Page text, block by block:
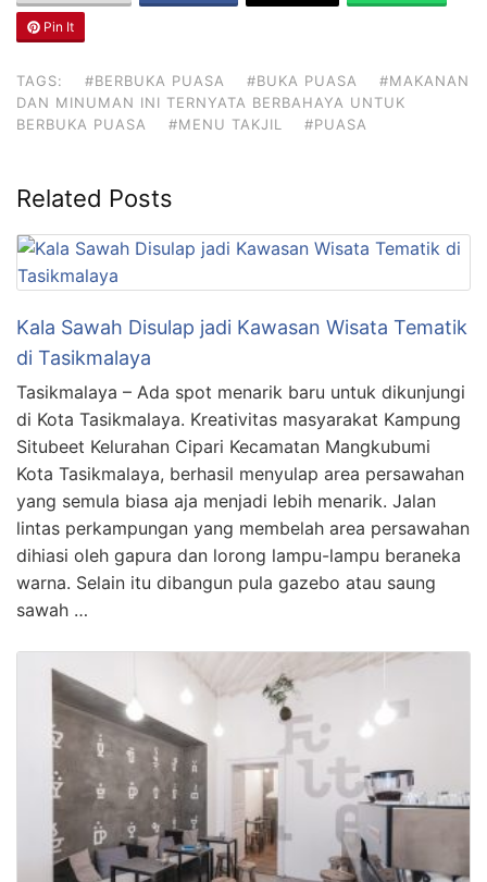
Pin It
TAGS: #BERBUKA PUASA #BUKA PUASA
#MAKANAN
DAN MINUMAN INI TERNYATA BERBAHAYA UNTUK
BERBUKA PUASA
#MENU TAKJIL #PUASA
Related Posts
Kala Sawah Disulap jadi Kawasan Wisata Tematik
di Tasikmalaya
Tasikmalaya – Ada spot menarik baru untuk dikunjungi
di Kota Tasikmalaya. Kreativitas masyarakat Kampung
Situbeet Kelurahan Cipari Kecamatan Mangkubumi
Kota Tasikmalaya, berhasil menyulap area persawahan
yang semula biasa aja menjadi lebih menarik. Jalan
lintas perkampungan yang membelah area persawahan
dihiasi oleh gapura dan lorong lampu-lampu beraneka
warna. Selain itu dibangun pula gazebo atau saung
sawah …